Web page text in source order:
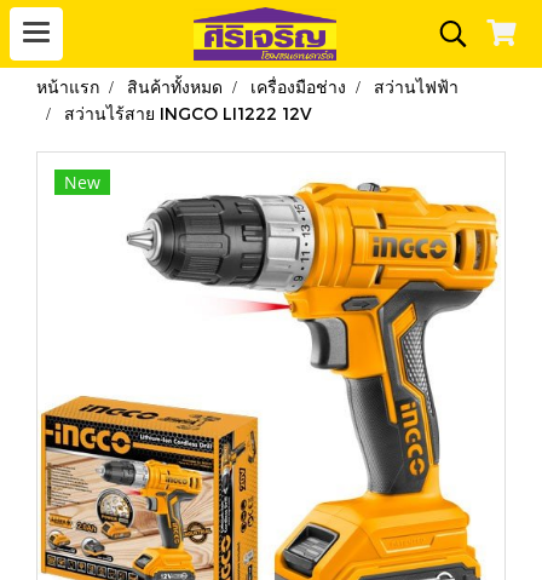
หน้าแรก สินค้าทั้งหมด เครื่องมือช่าง
สว่านไฟฟ้า
สว่านไร้สาย INGCO LI1222 12V
New